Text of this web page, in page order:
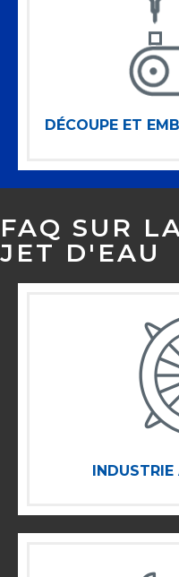
DÉCOUPE ET
FAQ SUR
JET D'EAU